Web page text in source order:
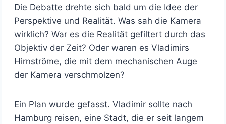
Die Debatte drehte sich bald um die Idee der
Perspektive und Realität. Was sah die Kamera
wirklich? War es die Realität gefiltert durch das
Objektiv der Zeit? Oder waren es Vladimirs
Hirnströme, die mit dem mechanischen Auge
der Kamera verschmolzen?
Ein Plan wurde gefasst. Vladimir sollte nach
Hamburg reisen, eine Stadt, die er seit langem